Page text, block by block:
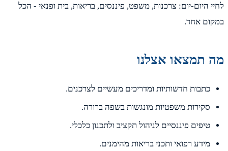
היום-יום: צרכנות, משפט, פיננסים, בריאות, בית ופנאי - הכל
אחד.
תמצאו אצלנו
כתבות חדשותיות ומדריכים מעשיים לצרכנים.
סקירות משפטיות מונגשות בשפה ברורה.
טיפים פיננסיים לניהול תקציב ולתכנון כלכלי.
מידע רפואי ותכני בריאות מהימנים.